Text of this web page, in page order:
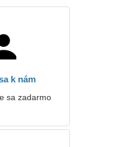
k nám
sa zadarmo